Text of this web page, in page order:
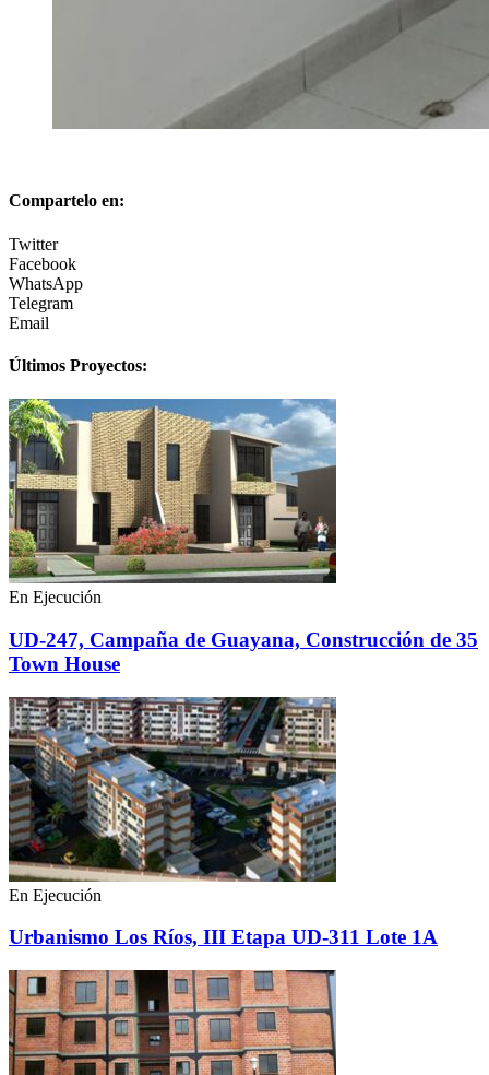
Compartelo en:
Twitter
Facebook
WhatsApp
Telegram
Email
Últimos Proyectos:
En Ejecución
UD-247, Campaña de Guayana, Construcción de 35
Town House
En Ejecución
Urbanismo Los Ríos, III Etapa UD-311 Lote 1A